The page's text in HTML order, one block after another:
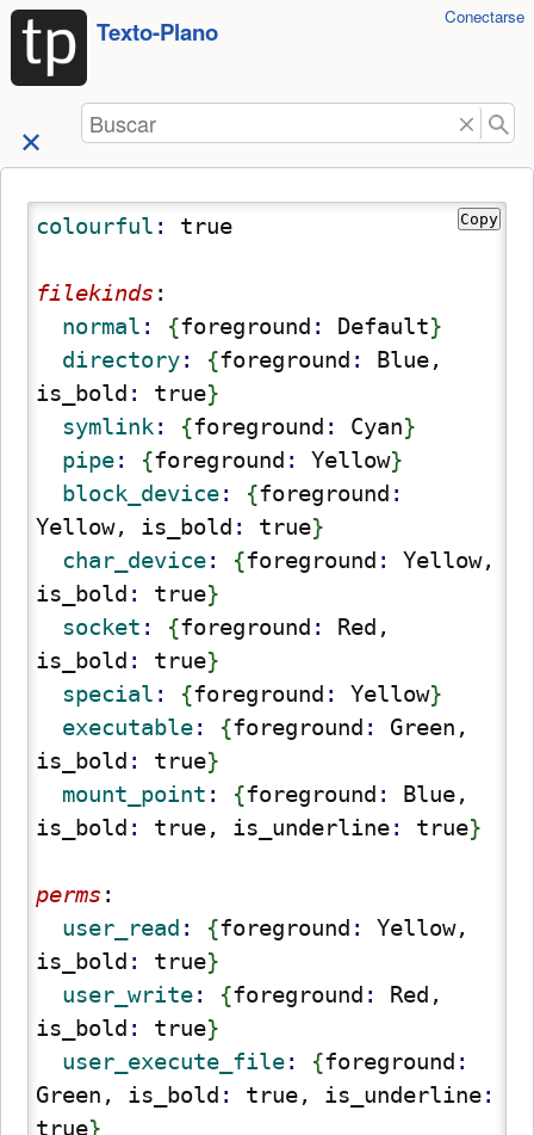
Saltar a
contenido
Texto-Plano
HerramientasConectarse
Buscar
colourful : true
filekinds :
  normal
: {foreground : Default}
  directory
: {foreground :
Blue,
is_bold : true}
  symlink
: {foreground : Cyan}
  pipe
: {foreground : Yellow}
  block_device
: {foreground
Yellow, is_bold : true}
  char_device
: {foreground : Yellow,
is_bold : true}
  socket
: {foreground :
Red,
is_bold : true}
  special
: {foreground : Yellow}
  executable
: {foreground : Green,
is_bold : true}
  mount_point
: {foreground :
Blue,
is_bold : true, is_underline: true}
perms :
  user_read
: {foreground : Yellow,
is_bold : true}
  user_write
: {foreground :
Red,
is_bold : true}
  user_execute_file
: {foreground
Green, is_bold : true, is_underline
true}
Copy